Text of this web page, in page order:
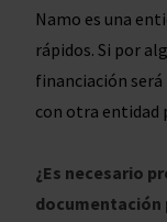
Namo es una
rápidos. Si por
financiación
con otra entidad
¿Es necesario
documentación